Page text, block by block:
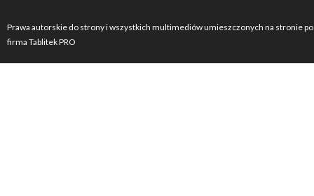
Prawa autorskie do strony i wszystkich multimediów umieszczonych na stronie
firma Tablitek PRO